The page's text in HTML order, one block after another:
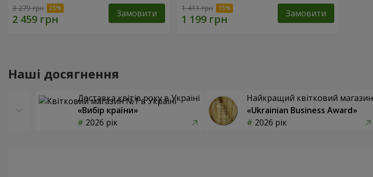
3 279 грн Замовити 1 411 грн Замовити
Наші досягнення
Доставка квітів року в Україні
«Вибір країни»
2026 рік
Найкращий квітковий магазин
«Ukrainian Business Award»
2026 рік